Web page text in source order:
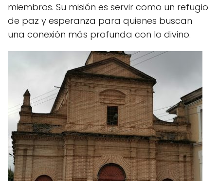
miembros. Su misión es servir como un refugio
de paz y esperanza para quienes buscan
una conexión más profunda con lo divino.